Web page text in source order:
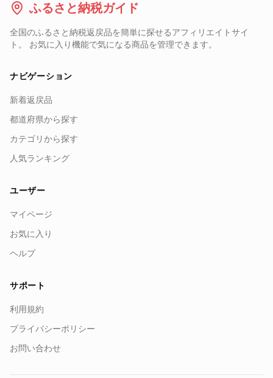
ふるさと納税ガイド
全国のふるさと納税返戻品を簡単に探せるアフィリエイトサイ
ト。 お気に入り機能で気になる商品を管理できます。
ナビゲーション
新着返戻品
都道府県から探す
カテゴリから探す
人気ランキング
ユーザー
マイページ
お気に入り
ヘルプ
サポート
利用規約
プライバシーポリシー
お問い合わせ